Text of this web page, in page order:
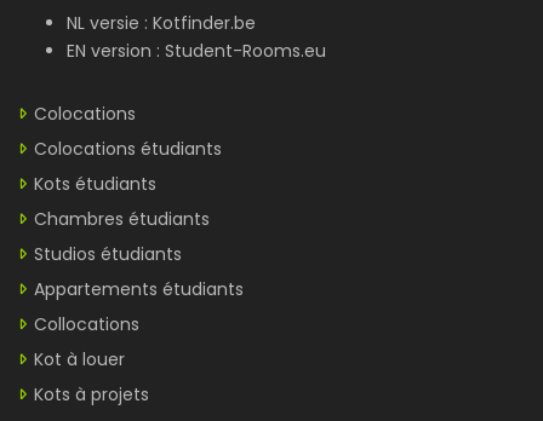
NL versie : Kotfinder.be
EN version : Student-Rooms.eu
Colocations
Colocations étudiants
Kots étudiants
Chambres étudiants
Studios étudiants
Appartements étudiants
Collocations
Kot à louer
Kots à projets